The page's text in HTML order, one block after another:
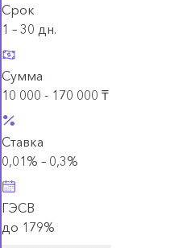
Срок
1 – 30 дн.
Сумма
10 000 - 170 000 ₸
Ставка
0,01% – 0,3%
ГЭСВ
до 179%